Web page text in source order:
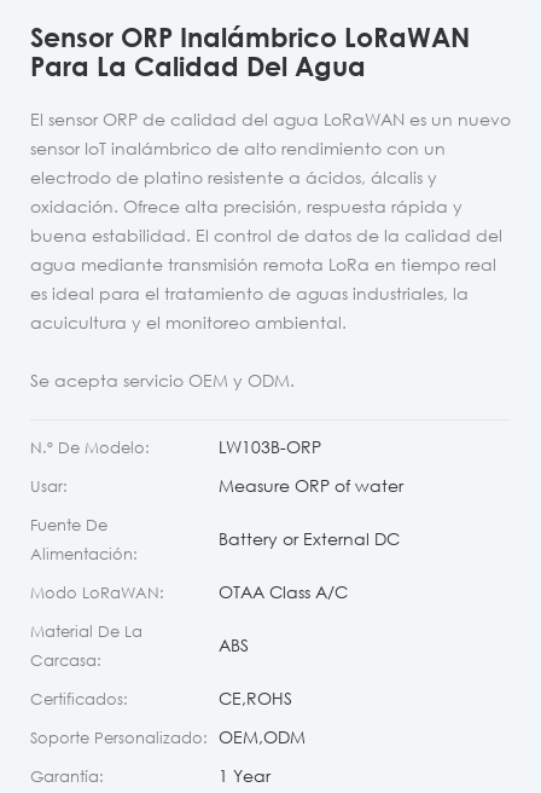
Sensor ORP Inalámbrico LoRaWAN
Para La Calidad Del Agua
El sensor ORP de calidad del agua LoRaWAN es un nuevo
sensor IoT inalámbrico de alto rendimiento con un
electrodo de platino resistente a ácidos, álcalis y
oxidación. Ofrece alta precisión, respuesta rápida y
buena estabilidad. El control de datos de la calidad del
agua mediante transmisión remota LoRa en tiempo real
es ideal para el tratamiento de aguas industriales, la
acuicultura y el monitoreo ambiental.
Se acepta servicio OEM y ODM.
N.º De Modelo: LW103B-ORP
Usar: Measure ORP of water
Fuente De
Alimentación:
Battery or External DC
Modo LoRaWAN: OTAA Class A/C
Material De La
Carcasa:
ABS
Certificados: CE,ROHS
Soporte Personalizado: OEM,ODM
Garantía: 1 Year